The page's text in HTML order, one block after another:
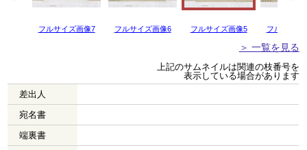
フルサイズ画像7 フルサイズ画像6 フルサイズ画像5 フルサイズ
＞ 一覧を見る
上記のサムネイルは関連の枝番号を
表示している場合があります
差出人
宛名書
端裏書